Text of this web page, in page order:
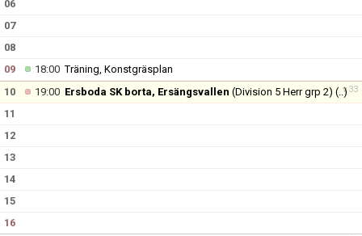
06
07
08
09
18:00Träning, Konstgräsplan
v.33
10 19:00 Ersboda SK borta, Ersängsvallen (Division 5 Herr grp 2) (..)
11
12
13
14
15
16